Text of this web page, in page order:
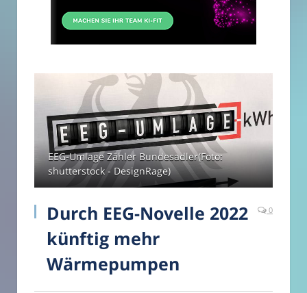
EEG-Umlage Zähler Bundesadler(Foto:
shutterstock - DesignRage)
Durch EEG-Novelle 2022
künftig mehr
Wärmepumpen
0